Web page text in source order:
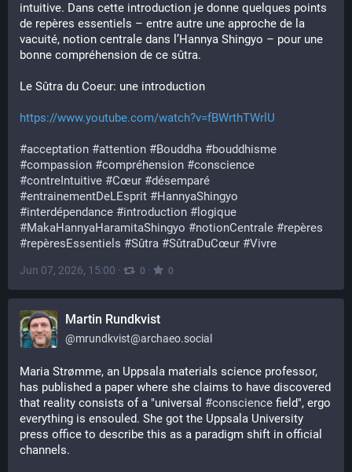
intuitive. Dans cette introduction je donne quelques points
de repères essentiels – entre autre une approche de la
vacuité, notion centrale dans l’Hannya Shingyo – pour une
bonne compréhension de ce sûtra.
Le Sûtra du Coeur: une introduction
https://www.youtube.com/watch?v=fBWrthTWrlU
#acceptation #attention #Bouddha #bouddhisme
#compassion #compréhension #conscience
#contreIntuitive #Cœur #désemparé
#entrainementDeLEsprit #HannyaShingyo
#interdépendance #introduction #logique
#MakaHannyaHaramitaShingyo #notionCentrale #repères
#repèresEssentiels #Sûtra #SûtraDuCœur #Vivre
Jun 07, 2026, 15:00 · 0 · 0
Martin Rundkvist
@mrundkvist@archaeo.social
Maria Strømme, an Uppsala materials science professor,
has published a paper where she claims to have discovered
that reality consists of a "universal #conscience field", ergo
everything is ensouled. She got the Uppsala University
press office to describe this as a paradigm shift in official
channels.